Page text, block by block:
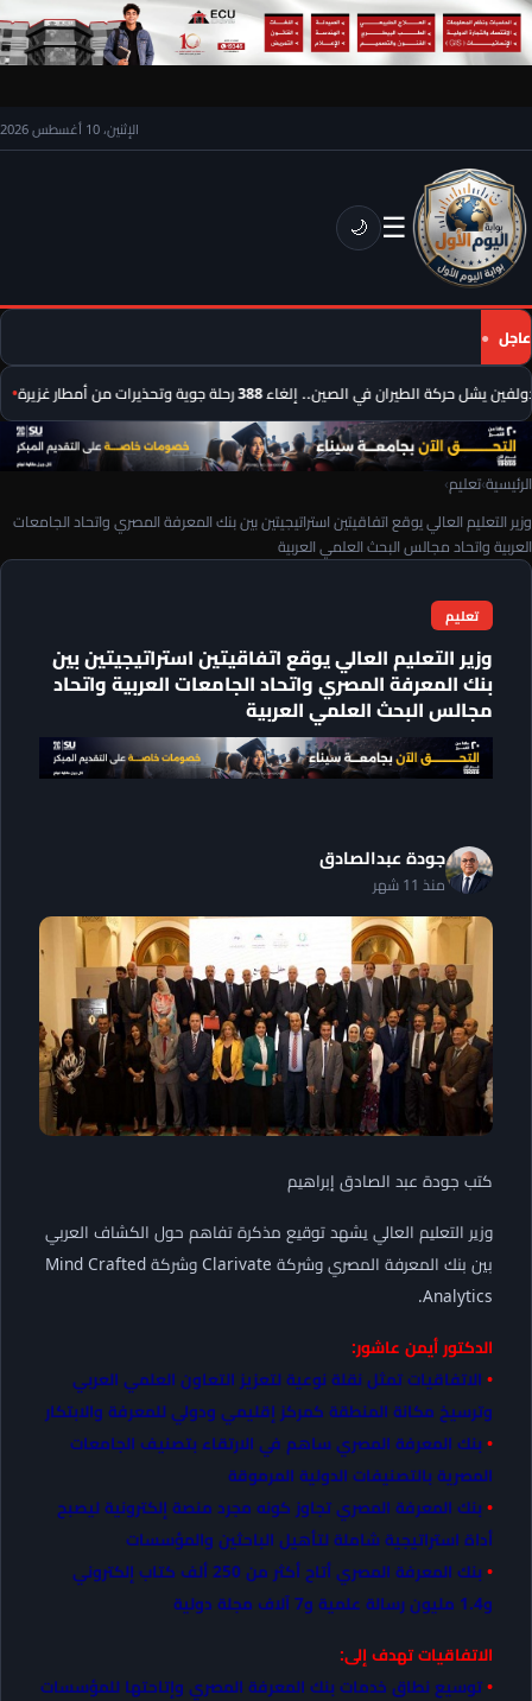
الإثنين، 10 أغسطس 2026
☰
🌙
عاجل
حركة الطيران في الصين.. إلغاء 388 رحلة جوية وتحذيرات من أمطار غزيرة
الرئيسية›تعليم›
وزير التعليم العالي يوقع اتفاقيتين استراتيجيتين بين بنك المعرفة المصري واتحاد الجامعات
العربية واتحاد مجالس البحث العلمي العربية
تعليم
وزير التعليم العالي يوقع اتفاقيتين استراتيجيتين بين
بنك المعرفة المصري واتحاد الجامعات العربية واتحاد
مجالس البحث العلمي العربية
جودة عبدالصادق
منذ 11 شهر
كتب جودة عبد الصادق إبراهيم
وزير التعليم العالي يشهد توقيع مذكرة تفاهم حول الكشاف العربي
بين بنك المعرفة المصري وشركة Clarivate وشركة Mind Crafted
Analytics.
الدكتور أيمن عاشور:
• الاتفاقيات تمثل نقلة نوعية لتعزيز التعاون العلمي العربي
وترسيخ مكانة المنطقة كمركز إقليمي ودولي للمعرفة والابتكار
• بنك المعرفة المصري ساهم في الارتقاء بتصنيف الجامعات
المصرية بالتصنيفات الدولية المرموقة
• بنك المعرفة المصري تجاوز كونه مجرد منصة إلكترونية ليصبح
أداة استراتيجية شاملة لتأهيل الباحثين والمؤسسات
•
بنك المعرفة المصري أتاح أكثر من 250 ألف كتاب إلكتروني
و1.4 مليون رسالة علمية و7 آلاف مجلة دولية
الاتفاقيات تهدف إلى:
• توسيع نطاق خدمات بنك المعرفة المصري وإتاحتها للمؤسسات